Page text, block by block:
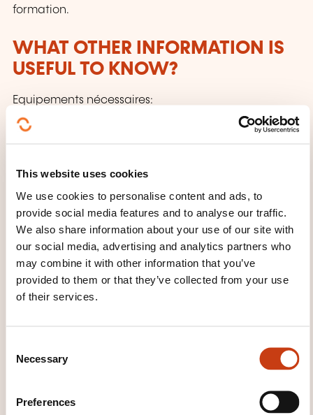
This website uses cookies
We use cookies to personalise content and ads, to
provide social media features and to analyse our traffic.
We also share information about your use of our site with
our social media, advertising and analytics partners who
may combine it with other information that you’ve
provided to them or that they’ve collected from your use
of their services.
Necessary
Preferences
formation.
WHAT OTHER INFORMATION IS
USEFUL TO KNOW?
Equipements nécessaires:
EPI: casque, chaussures et/ou bottes de sécurité,
(éventuellement vêtements de pluie suivant la
Matériel pour la prise de notes.
Service formation